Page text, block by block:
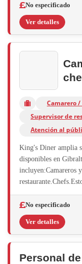
No especificado
Ver detalles
Camarero
Supervisor de
Atención al
King's Diner amplia
disponibles en
incluyen:Camareros
No especificado
Ver detalles
Personal